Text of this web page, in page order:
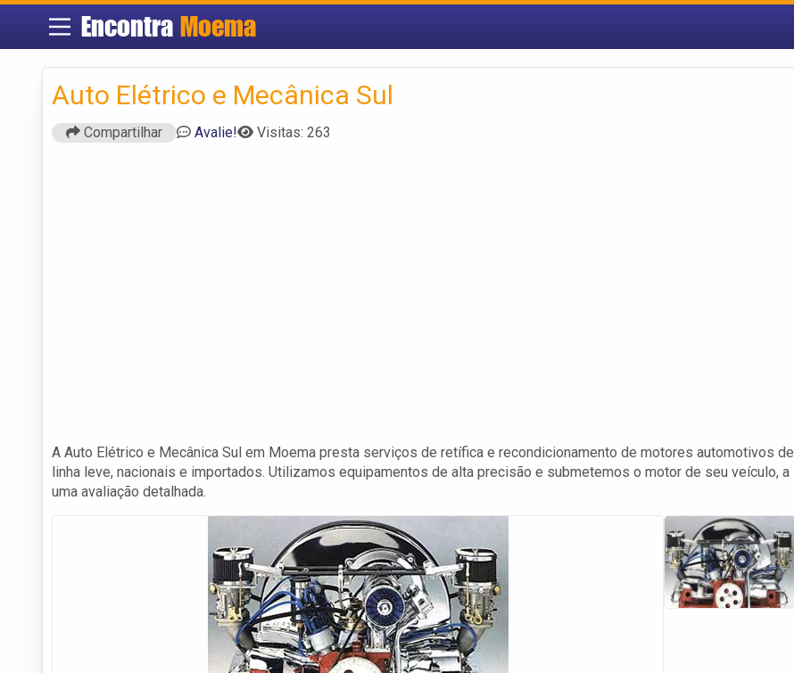
Encontra Moema
Auto Elétrico e Mecânica Sul
Compartilhar Avalie! Visitas: 263
A Auto Elétrico e Mecânica Sul em Moema presta serviços de retífica e recondicionamento de motores automotivos de
linha leve, nacionais e importados. Utilizamos equipamentos de alta precisão e submetemos o motor de seu veículo, a
uma avaliação detalhada.